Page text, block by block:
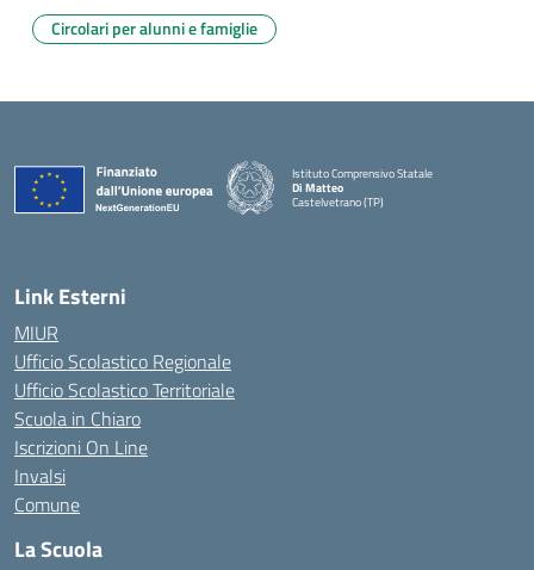
Circolari per alunni e famiglie
Istituto Comprensivo Statale
Di Matteo
Castelvetrano (TP)
Link Esterni
MIUR
Ufficio Scolastico Regionale
Ufficio Scolastico Territoriale
Scuola in Chiaro
Iscrizioni On Line
Invalsi
Comune
La Scuola